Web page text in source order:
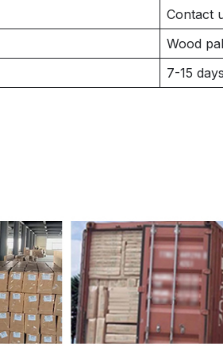
Contact
Wood
7-15